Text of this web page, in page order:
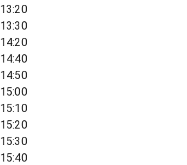
13:20
13:30
14:20
14:40
14:50
15:00
15:10
15:20
15:30
15:40